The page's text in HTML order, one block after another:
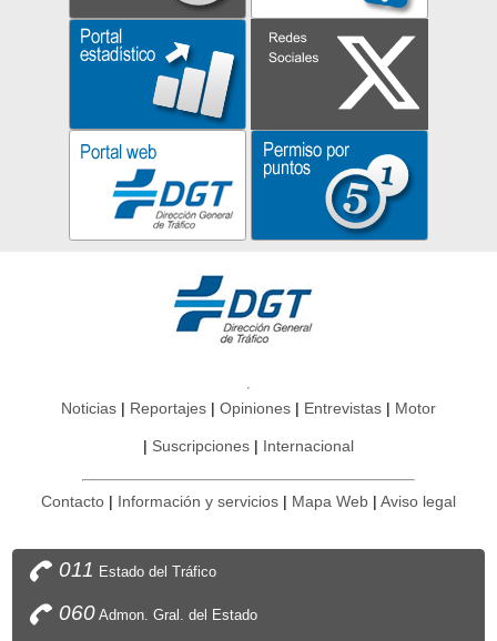
Noticias Reportajes Opiniones Entrevistas Motor
Suscripciones Internacional
Contacto Información y servicios Mapa Web Aviso legal
011 Estado del Tráfico
060Admon. Gral. del Estado